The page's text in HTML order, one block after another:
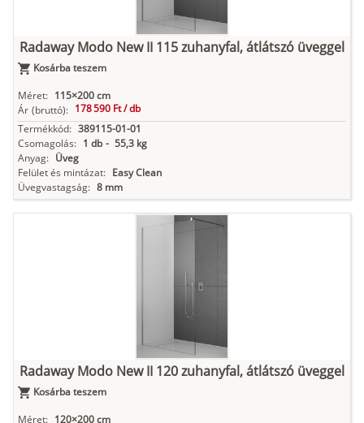
Radaway Modo New II 115 zuhanyfal, átlátszó üveggel
Kosárba teszem
Méret: 115×200 cm
Ár (bruttó): 178 590 Ft /db
Termékkód: 389115-01-01
Csomagolás: 1 db - 55,3 kg
Anyag: Üveg
Felület és mintázat: Easy Clean
Üvegvastagság: 8 mm
Radaway Modo New II 120 zuhanyfal, átlátszó üveggel
Kosárba teszem
Méret: 120×200 cm